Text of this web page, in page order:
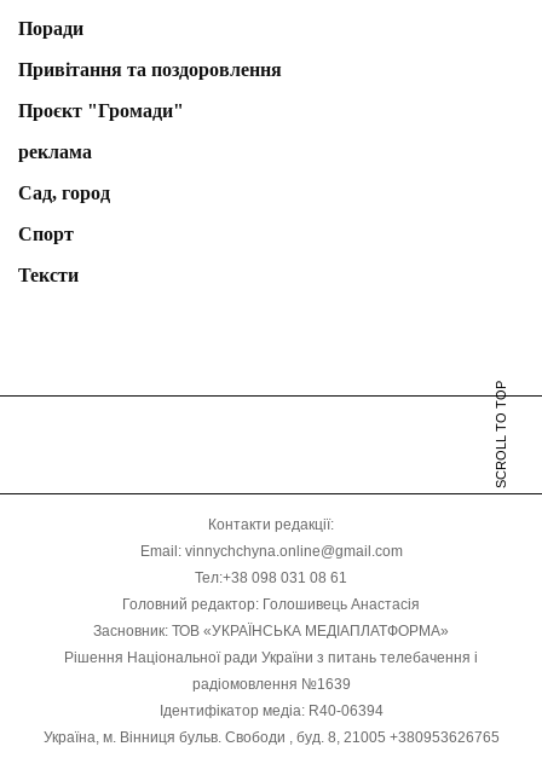
Поради
Привітання та поздоровлення
Проєкт "Громади"
реклама
Сад, город
Спорт
Тексти
SCROLL TO TOP
Контакти редакції:
Email: vinnychchyna.online@gmail.com
Тел:+38 098 031 08 61
Головний редактор: Голошивець Анастасія
Засновник: ТОВ «УКРАЇНСЬКА МЕДІАПЛАТФОРМА»
Рішення Національної ради України з питань телебачення і
радіомовлення №1639
Ідентифікатор медіа: R40-06394
Україна, м. Вінниця бульв. Свободи , буд. 8, 21005 +380953626765